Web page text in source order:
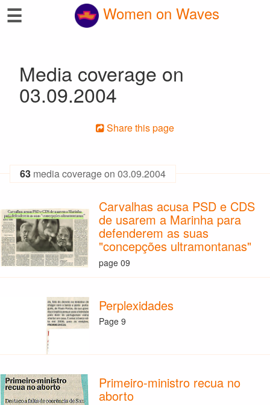
☰ Women on Waves
Media coverage on
03.09.2004
Share this page
63 media coverage on 03.09.2004
Carvalhas acusa PSD e CDS
de usarem a Marinha para
defenderem as suas
"concepções ultramontanas"
page 09
Perplexidades
Page 9
Primeiro-ministro recua no
aborto